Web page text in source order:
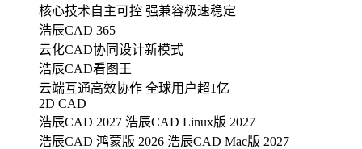
核心技术自主可控 强兼容极速稳定
浩辰CAD 365
云化CAD协同设计新模式
浩辰CAD看图王
云端互通高效协作 全球用户超1亿
2D CAD
浩辰CAD 2027 浩辰CAD Linux版 2027
浩辰CAD 鸿蒙版 2026 浩辰CAD Mac版 2027